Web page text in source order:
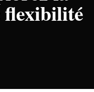
flexibilité